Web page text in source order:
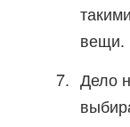
вещи.
Дело